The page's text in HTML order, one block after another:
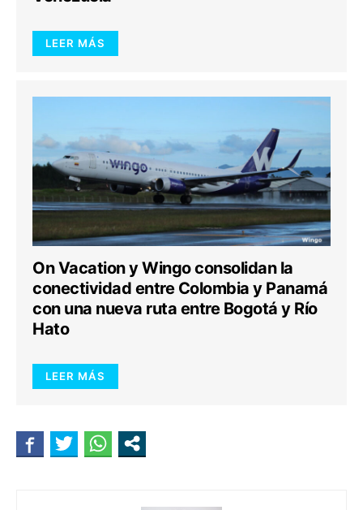
LEER MÁS
On Vacation y Wingo consolidan la
conectividad entre Colombia y Panamá
con una nueva ruta entre Bogotá y Río
Hato
LEER MÁS